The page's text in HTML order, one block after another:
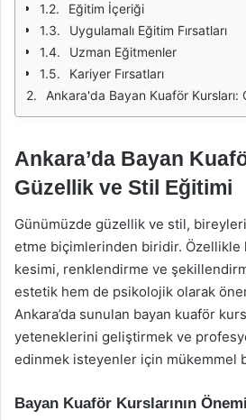
Eğitim İçeriği
Uygulamalı Eğitim Fırsatları
Uzman Eğitmenler
Kariyer Fırsatları
Ankara'da Bayan Kuaför Kursları:
Ankara’da Bayan
Güzellik ve Stil Eğitimi
Günümüzde güzellik ve stil,
etme biçimlerinden biridir. Özellikle
kesimi, renklendirme ve
estetik hem de psikolojik olarak
Ankara’da sunulan bayan kuaför
yeteneklerini geliştirmek ve
edinmek isteyenler için mükemmel
Bayan Kuaför Kurslarının Önemi